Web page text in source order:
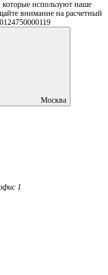
используют наше
внимание на расчетный
Москва
1